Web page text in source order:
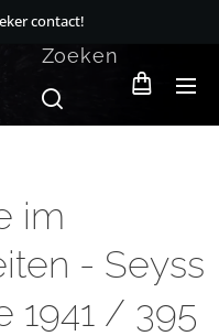
contact!
Zoeken
im
- Seyss
1941 / 395